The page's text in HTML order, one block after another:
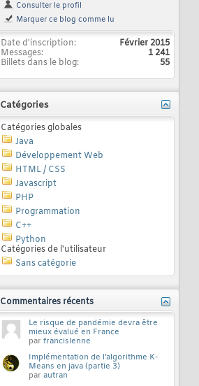
Consulter le profil
Marquer ce blog comme lu
Date d'inscription
Février 2015
Messages
1 241
Billets dans le blog
55
Catégories
Catégories globales
Java
Développement Web
HTML / CSS
Javascript
PHP
Programmation
C++
Python
Catégories de l'utilisateur
Sans catégorie
Commentaires récents
Le risque de pandémie devra être
mieux évalué en France
par francislenne
Implémentation de l’algorithme K-
Means en java (partie 3)
par autran